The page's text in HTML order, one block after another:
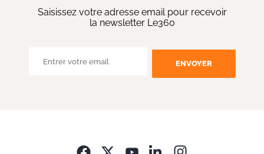
Saisissez votre adresse email pour recevoir
la newsletter Le360
ENVOYER